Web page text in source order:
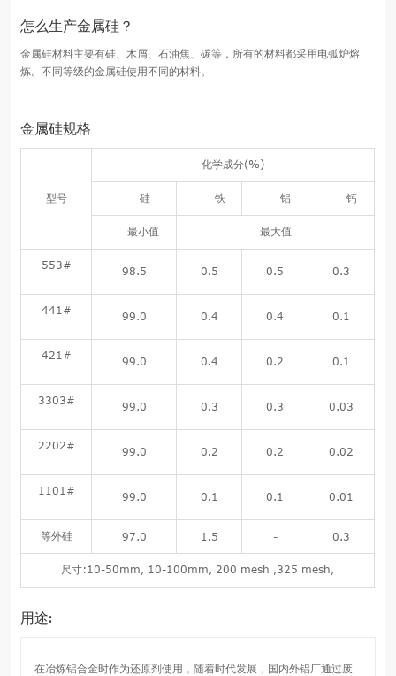
怎么生产金属硅？
金属硅材料主要有硅、木屑、石油焦、碳等，所有的材料都采用电弧炉熔
炼。不同等级的金属硅使用不同的材料。
金属硅规格
型号
化学成分(%)
硅 铁 铝 钙
最小值 最大值
553# 98.5 0.5 0.5 0.3
441# 99.0 0.4 0.4 0.1
421# 99.0 0.4 0.2 0.1
3303# 99.0 0.3 0.3 0.03
2202# 99.0 0.2 0.2 0.02
1101# 99.0 0.1 0.1 0.01
等外硅 97.0 1.5 - 0.3
尺寸:10-50mm, 10-100mm, 200 mesh ,325 mesh,
用途:
在冶炼铝合金时作为还原剂使用，随着时代发展，国内外铝厂通过废